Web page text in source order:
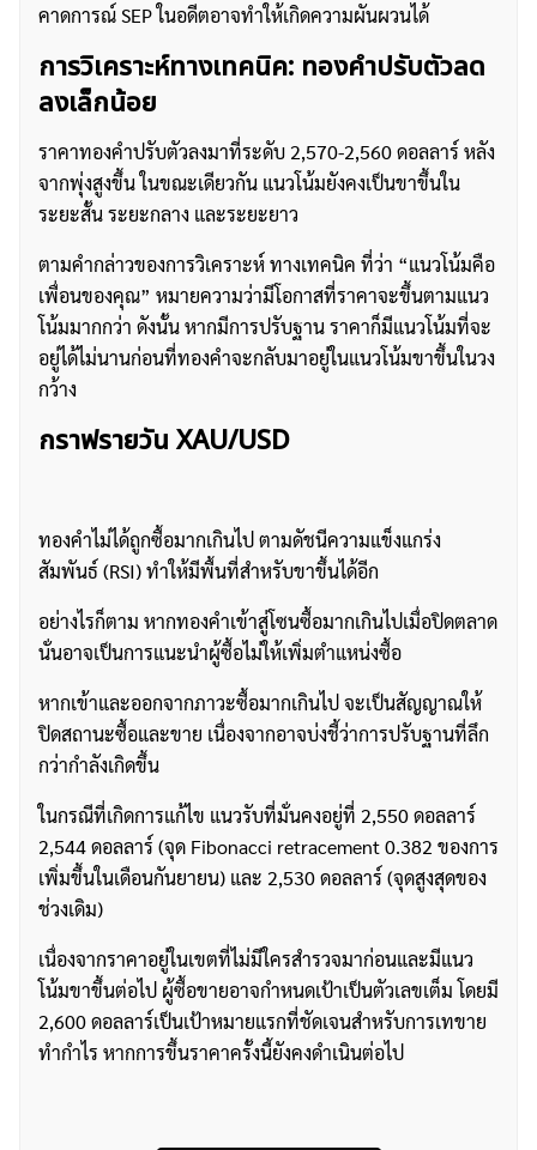
คาดการณ์ SEP ในอดีตอาจทำให้เกิดความผันผวนได้
การวิเคราะห์ทางเทคนิค: ทองคำปรับตัวลด
ลงเล็กน้อย
ราคาทองคำปรับตัวลงมาที่ระดับ 2,570-2,560 ดอลลาร์ หลัง
จากพุ่งสูงขึ้น ในขณะเดียวกัน แนวโน้มยังคงเป็นขาขึ้นใน
ระยะสั้น ระยะกลาง และระยะยาว
ตามคำกล่าวของการวิเคราะห์ ทางเทคนิค ที่ว่า “แนวโน้มคือ
เพื่อนของคุณ” หมายความว่ามีโอกาสที่ราคาจะขึ้นตามแนว
โน้มมากกว่า ดังนั้น หากมีการปรับฐาน ราคาก็มีแนวโน้มที่จะ
อยู่ได้ไม่นานก่อนที่ทองคำจะกลับมาอยู่ในแนวโน้มขาขึ้นในวง
กว้าง
กราฟรายวัน XAU/USD
ทองคำไม่ได้ถูกซื้อมากเกินไป ตามดัชนีความแข็งแกร่ง
สัมพันธ์ (RSI) ทำให้มีพื้นที่สำหรับขาขึ้นได้อีก
อย่างไรก็ตาม หากทองคำเข้าสู่โซนซื้อมากเกินไปเมื่อปิดตลาด
นั่นอาจเป็นการแนะนำผู้ซื้อไม่ให้เพิ่มตำแหน่งซื้อ
หากเข้าและออกจากภาวะซื้อมากเกินไป จะเป็นสัญญาณให้
ปิดสถานะซื้อและขาย เนื่องจากอาจบ่งชี้ว่าการปรับฐานที่ลึก
กว่ากำลังเกิดขึ้น
ในกรณีที่เกิดการแก้ไข แนวรับที่มั่นคงอยู่ที่ 2,550 ดอลลาร์
2,544 ดอลลาร์ (จุด Fibonacci retracement 0.382 ของการ
เพิ่มขึ้นในเดือนกันยายน) และ 2,530 ดอลลาร์ (จุดสูงสุดของ
ช่วงเดิม)
เนื่องจากราคาอยู่ในเขตที่ไม่มีใครสำรวจมาก่อนและมีแนว
โน้มขาขึ้นต่อไป ผู้ซื้อขายอาจกำหนดเป้าเป็นตัวเลขเต็ม โดยมี
2,600 ดอลลาร์เป็นเป้าหมายแรกที่ชัดเจนสำหรับการเทขาย
ทำกำไร หากการขึ้นราคาครั้งนี้ยังคงดำเนินต่อไป